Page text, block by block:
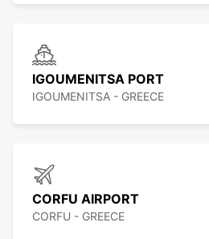
IGOUMENITSA PORT
IGOUMENITSA - GREECE
CORFU AIRPORT
CORFU - GREECE